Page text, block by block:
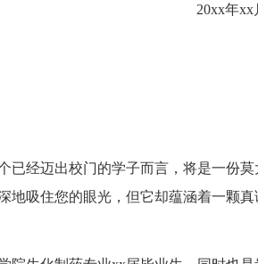
20xx年xx
经迈出校门的学子而言，将是一份莫
地吸住您的眼光，但它却蕴涵着一颗真